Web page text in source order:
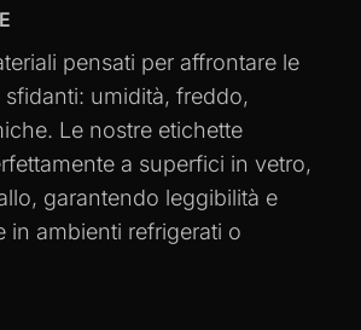
pensati per affrontare le
umidità, freddo,
Le nostre etichette
a superfici in vetro,
garantendo leggibilità e
in ambienti refrigerati o